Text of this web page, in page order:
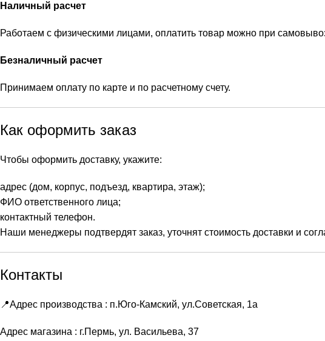
Наличный расчет
Работаем с физическими лицами, оплатить товар можно при
Безналичный расчет
Принимаем оплату по карте и по расчетному счету.
Как оформить заказ
Чтобы оформить доставку, укажите:
адрес (дом, корпус, подъезд, квартира, этаж);
ФИО ответственного лица;
контактный телефон.
Наши менеджеры подтвердят заказ, уточнят стоимость доставки и
Контакты
📍Адрес производства : п.Юго-Камский, ул.Советская, 1а
Адрес магазина : г.Пермь, ул. Васильева, 37